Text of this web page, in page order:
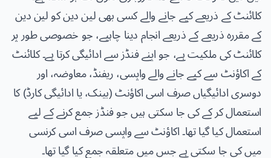
کلائنٹ کے ذریعے کیے جانے والے کسی بھی لین دین کو لین دین
کے مقررہ ذریعے کے ذریعے انجام دینا چاہیے، جو خصوصی طور پر
کلائنٹ کی ملکیت ہے، جو اپنے فنڈز سے ادائیگی کرتا ہے۔ کلائنٹ
کے اکاؤنٹ سے کیے جانے والے واپسی، ریفنڈ، معاوضہ، اور
دوسری ادائیگیاں صرف اسی اکاؤنٹ (بینک، یا ادائیگی کارڈ) کا
استعمال کر کے کی جا سکتی ہیں جو فنڈز جمع کرنے کے لیے
استعمال کیا گیا تھا۔ اکاؤنٹ سے واپسی صرف اسی کرنسی
میں کی جا سکتی ہے جس میں متعلقہ جمع کیا گیا تھا۔